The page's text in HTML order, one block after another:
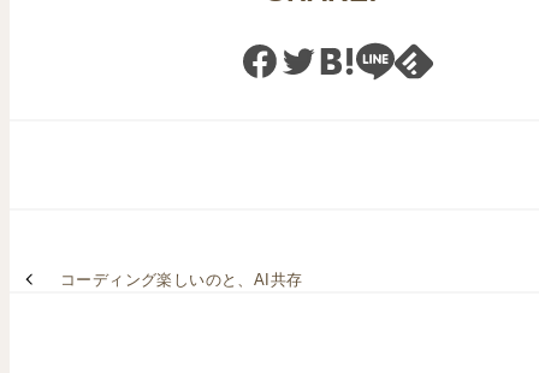
コーディング楽しいのと、AI共存